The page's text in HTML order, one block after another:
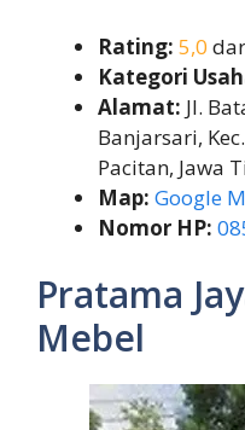
Rating: 5,0
Kategori
Alamat: Jl.
Banjarsari,
Pacitan, Jawa
Map: Google
Nomor HP:
Pratama
Mebel